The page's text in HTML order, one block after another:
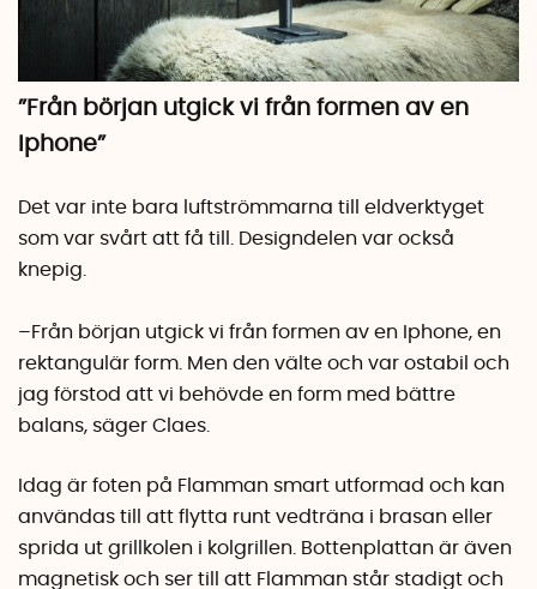
”Från början utgick vi från formen av en
Iphone”
Det var inte bara luftströmmarna till eldverktyget
som var svårt att få till. Designdelen var också
knepig.
–Från början utgick vi från formen av en Iphone, en
rektangulär form. Men den välte och var ostabil och
jag förstod att vi behövde en form med bättre
balans, säger Claes.
Idag är foten på Flamman smart utformad och kan
användas till att flytta runt vedträna i brasan eller
sprida ut grillkolen i kolgrillen. Bottenplattan är även
magnetisk och ser till att Flamman står stadigt och